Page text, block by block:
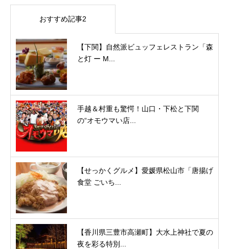
おすすめ記事2
【下関】自然派ビュッフェレストラン「森
と灯 ー M...
手越＆村重も驚愕！山口・下松と下関
の“オモウマい店...
【せっかくグルメ】愛媛県松山市「唐揚げ
食堂 ごいち...
【香川県三豊市高瀬町】大水上神社で夏の
夜を彩る特別...